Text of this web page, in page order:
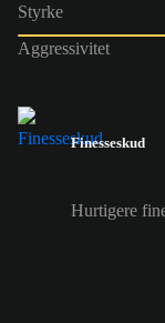
Styrke
Aggressivitet
Finesseskud
Hurtigere